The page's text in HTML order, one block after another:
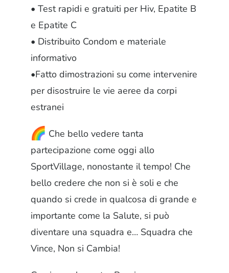
• Test rapidi e gratuiti per Hiv, Epatite B
e Epatite C
• Distribuito Condom e materiale
informativo
•Fatto dimostrazioni su come intervenire
per disostruire le vie aeree da corpi
estranei
Che bello vedere tanta
partecipazione come oggi allo
SportVillage, nonostante il tempo! Che
bello credere che non si è soli e che
quando si crede in qualcosa di grande e
importante come la Salute, si può
diventare una squadra e… Squadra che
Vince, Non si Cambia!